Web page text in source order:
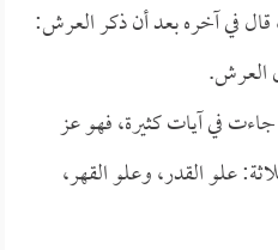
قال في آخره بعد أن ذكر العرش:
العرش.
في آيات كثيرة، فهو عز
علو القدر، وعلو القهر،